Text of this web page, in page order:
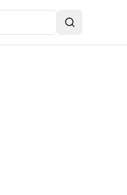
Buscar